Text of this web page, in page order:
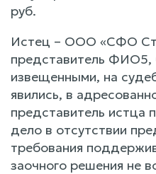
руб.
Истец – ООО «СФО
представитель
извещенными, на
явились, в
представитель истца
дело в отсутствии
требования
заочного решения не